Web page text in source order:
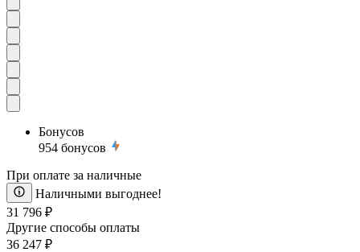
Бонусов
954 бонусов
При оплате за наличные
Наличными выгоднее!
31 796 ₽
Другие способы оплаты
36 247 ₽